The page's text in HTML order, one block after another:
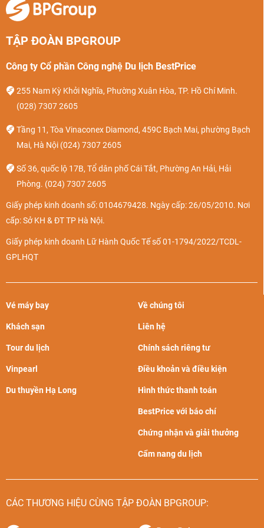
TẬP ĐOÀN BPGROUP
Công ty Cổ phần Công nghệ Du lịch BestPrice
255 Nam Kỳ Khởi Nghĩa, Phường Xuân Hòa, TP. Hồ Chí Minh.
(028) 7307 2605
Tầng 11, Tòa Vinaconex Diamond, 459C Bạch Mai, phường Bạch
Mai, Hà Nội (024) 7307 2605
Số 36, quốc lộ 17B, Tổ dân phố Cái Tắt, Phường An Hải, Hải
Phòng. (024) 7307 2605
Giấy phép kinh doanh số: 0104679428. Ngày cấp: 26/05/2010. Nơi
cấp: Sở KH & ĐT TP Hà Nội.
Giấy phép kinh doanh Lữ Hành Quốc Tế số 01-1794/2022/TCDL-
GPLHQT
Vé máy bay
Khách sạn
Tour du lịch
Vinpearl
Du thuyền Hạ Long
Về chúng tôi
Liên hệ
Chính sách riêng tư
Điều khoản và điều kiện
Hình thức thanh toán
BestPrice với báo chí
Chứng nhận và giải thưởng
Cẩm nang du lịch
CÁC THƯƠNG HIỆU CÙNG TẬP ĐOÀN BPGROUP: